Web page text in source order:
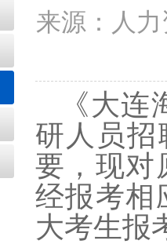
来源：人
《大
研人员招
要，现对
经报考相
大考生报